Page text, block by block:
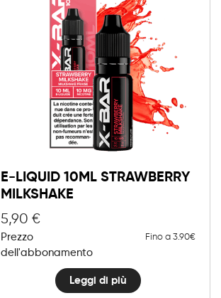
E-LIQUID 10ML STRAWBERRY
MILKSHAKE
5,90 €
Prezzo
dell'abbonamento
Fino a 3.90€
Leggi di più